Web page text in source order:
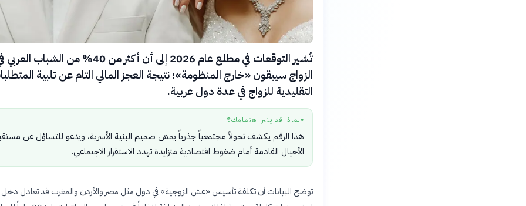
تُشير التوقعات في مطلع عام 2026 إلى أن أكثر من 40% من
الزواج سيبقون «خارج المنظومة»؛ نتيجة العجز المالي التام عن تلبية
التقليدية للزواج في عدة دول عربية.
● لماذا قد يثير اهتمامك؟
هذا الرقم يكشف تحولاً مجتمعياً جذرياً يمسّ صميم البنية الأسرية، ويدعو للتساؤل عن
الأجيال القادمة أمام ضغوط اقتصادية متزايدة تهدد الاستقرار الاجتماعي.
توضح البيانات أن تكلفة تأسيس «عش الزوجية» في دول مثل مصر والأردن والمغرب قد تعادل